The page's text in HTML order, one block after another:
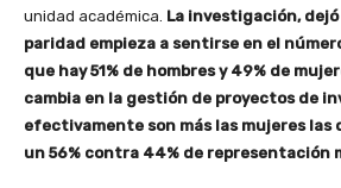
unidad académica. La investigación,
paridad empieza a sentirse en el
que hay 51% de hombres y 49% de
cambia en la gestión de proyectos de
efectivamente son más las mujeres las
un 56% contra 44% de representación